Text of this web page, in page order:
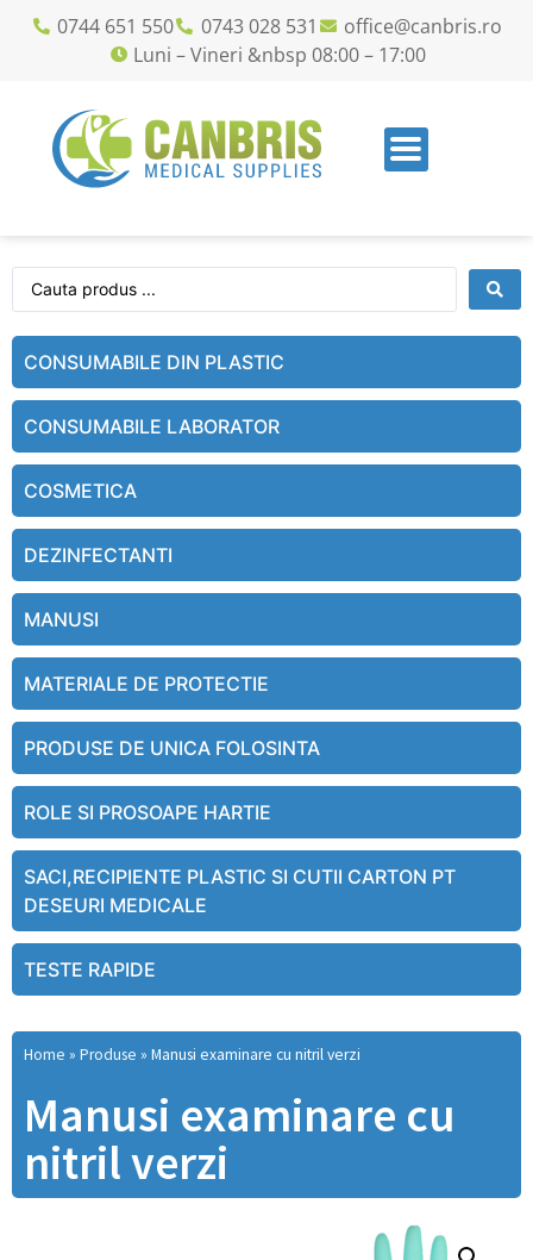
0744 651 550 0743 028 531
office@canbris.ro
Luni – Vineri &nbsp 08:00 – 17:00
CONSUMABILE DIN PLASTIC
CONSUMABILE LABORATOR
COSMETICA
DEZINFECTANTI
MANUSI
MATERIALE DE PROTECTIE
PRODUSE DE UNICA FOLOSINTA
ROLE SI PROSOAPE HARTIE
SACI,RECIPIENTE PLASTIC SI CUTII CARTON PT
DESEURI MEDICALE
TESTE RAPIDE
Home » Produse » Manusi examinare cu nitril verzi
Manusi examinare cu
nitril verzi